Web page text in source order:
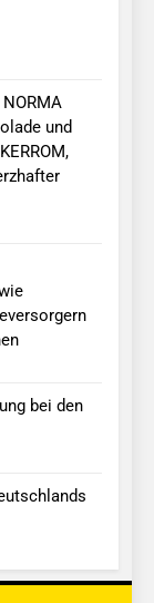
und
bei den